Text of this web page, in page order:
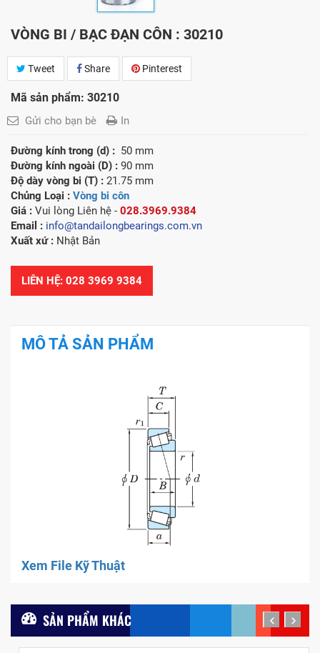
VÒNG BI / BẠC ĐẠN CÔN : 30210
Tweet Share Pinterest
Mã sản phẩm: 30210
Gửi cho bạn bè In
Đường kính trong (d) : 50 mm
Đường kính ngoài (D) : 90 mm
Độ dày vòng bi (T) : 21.75 mm
Chủng Loại : Vòng bi côn
Giá : Vui lòng Liên hệ - 028.3969.9384
Email : info@tandailongbearings.com.vn
Xuất xứ : Nhật Bản
LIÊN HỆ: 028 3969 9384
MÔ TẢ SẢN PHẨM
Xem File Kỹ Thuật
SẢN PHẨM KHÁC prev next